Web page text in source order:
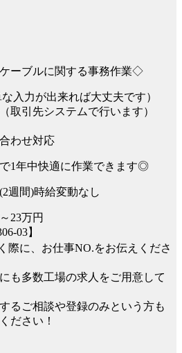
ーブルに関する事務作業◇
な入力が出来れば大丈夫です）
取引先システムで行います）
わせ対応
1年中快適に作業できます◎
週間)時給変動なし
23万円
03】
際に、お仕事NO.をお伝えくださ
も多数工場の求人をご用意して
るご相談や登録のみという方も
ださい！